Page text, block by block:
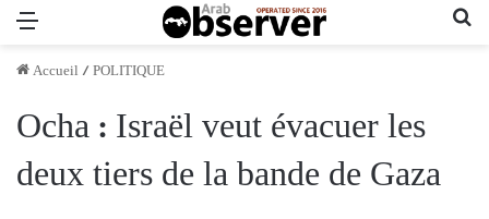
Accueil /POLITIQUE
Ocha : Israël veut évacuer les
deux tiers de la bande de Gaza